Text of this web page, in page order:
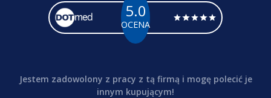
5.0
OCENA
Jestem zadowolony z pracy z tą firmą i mogę polecić je
innym kupującym!